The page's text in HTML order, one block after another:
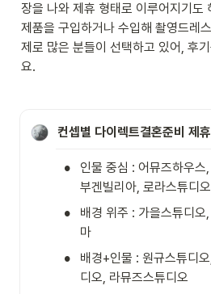
장을 나와 제휴 형태로 이루어지기도
제품을 구입하거나 수입해 촬영드레
제로 많은 분들이 선택하고 있어, 후
요.
컨셉별 다이렉트결혼준비 제
•
인물 중심 : 어뮤즈하우
부겐빌리아, 로라스튜디오
•
배경 위주 : 가을스튜디
마
•
배경+인물 : 원규스튜디
디오, 라뮤즈스튜디오